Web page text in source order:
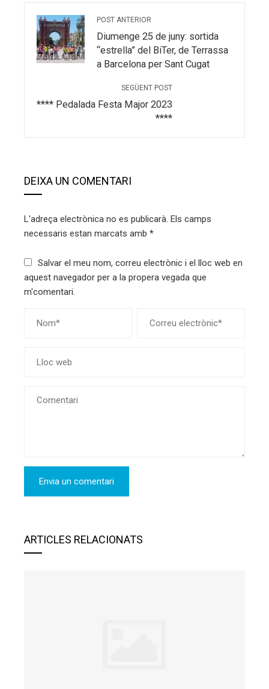
POST ANTERIOR
Diumenge 25 de juny: sortida
“estrella” del BiTer, de Terrassa
a Barcelona per Sant Cugat
SEGÜENT POST
**** Pedalada Festa Major 2023
****
DEIXA UN COMENTARI
L'adreça electrònica no es publicarà. Els camps
necessaris estan marcats amb *
Salvar el meu nom, correu electrònic i el lloc web en
aquest navegador per a la propera vegada que
m'comentari.
ARTICLES RELACIONATS